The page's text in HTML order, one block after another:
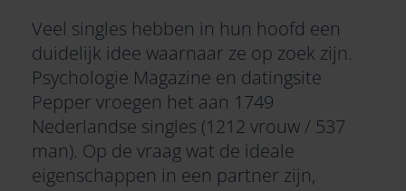
Veel singles hebben in hun hoofd een
duidelijk idee waarnaar ze op zoek zijn.
Psychologie Magazine en datingsite
Pepper vroegen het aan 1749
Nederlandse singles (1212 vrouw / 537
man). Op de vraag wat de ideale
eigenschappen in een partner zijn,